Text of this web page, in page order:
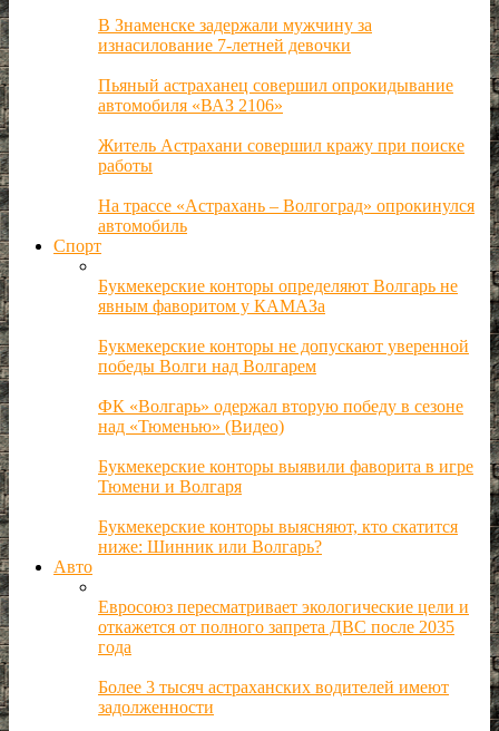
В Знаменске задержали мужчину за
изнасилование 7-летней девочки
Пьяный астраханец совершил опрокидывание
автомобиля «ВАЗ 2106»
Житель Астрахани совершил кражу при поиске
работы
На трассе «Астрахань – Волгоград» опрокинулся
автомобиль
Спорт
Букмекерские конторы определяют Волгарь не
явным фаворитом у КАМАЗа
Букмекерские конторы не допускают уверенной
победы Волги над Волгарем
ФК «Волгарь» одержал вторую победу в сезоне
над «Тюменью» (Видео)
Букмекерские конторы выявили фаворита в игре
Тюмени и Волгаря
Букмекерские конторы выясняют, кто скатится
ниже: Шинник или Волгарь?
Авто
Евросоюз пересматривает экологические цели и
откажется от полного запрета ДВС после 2035
года
Более 3 тысяч астраханских водителей имеют
задолженности